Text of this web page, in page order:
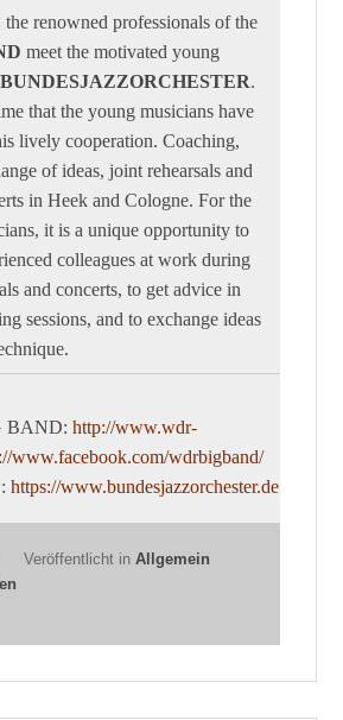
renowned professionals of the
meet the motivated young
BUNDESJAZZORCHESTER.
that the young musicians have
lively cooperation. Coaching,
of ideas, joint rehearsals and
in Heek and Cologne. For the
it is a unique opportunity to
colleagues at work during
and concerts, to get advice in
sessions, and to exchange ideas
BAND:http://www.wdr-
www.facebook.com/wdrbigband/
https://www.bundesjazzorchester.de
Veröffentlicht in Allgemein